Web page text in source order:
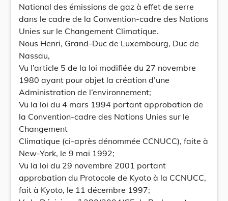
National des émissions de gaz à effet de serre
dans le cadre de la Convention-cadre des Nations
Unies sur le Changement Climatique.
Nous Henri, Grand-Duc de Luxembourg, Duc de
Nassau,
Vu l’article 5 de la loi modifiée du 27 novembre
1980 ayant pour objet la création d’une
Administration de l’environnement;
Vu la loi du 4 mars 1994 portant approbation de
la Convention-cadre des Nations Unies sur le
Changement
Climatique (ci-après dénommée CCNUCC), faite à
New-York, le 9 mai 1992;
Vu la loi du 29 novembre 2001 portant
approbation du Protocole de Kyoto à la CCNUCC,
fait à Kyoto, le 11 décembre 1997;